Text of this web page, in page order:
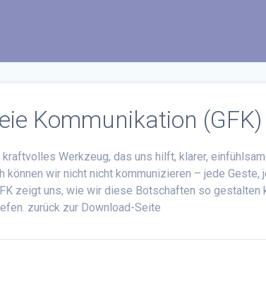
Kommunikation (GFK)
Werkzeug, das uns hilft, klarer,
können wir nicht nicht kommunizieren – jede Geste,
zeigt uns, wie wir diese Botschaften so gestalten
zurück zur Download-Seite